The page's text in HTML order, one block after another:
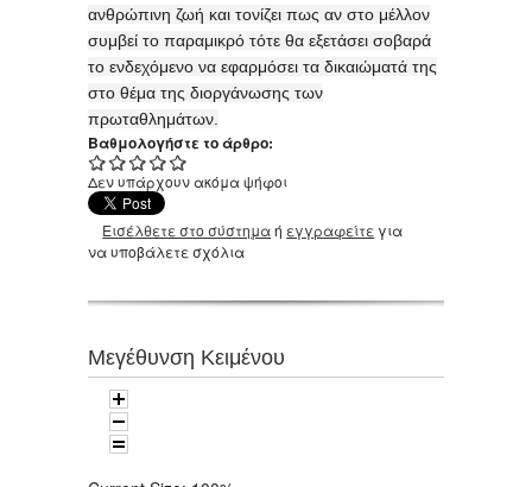
ανθρώπινη ζωή και τονίζει πως αν στο μέλλον
συμβεί το παραμικρό τότε θα εξετάσει σοβαρά
το ενδεχόμενο να εφαρμόσει τα δικαιώματά της
στο θέμα της διοργάνωσης των
πρωταθλημάτων.
Βαθμολογήστε το άρθρο:
Δεν υπάρχουν ακόμα ψήφοι
Εισέλθετε στο σύστημαή εγγραφείτε για
να υποβάλετε σχόλια
Μεγέθυνση Κειμένου